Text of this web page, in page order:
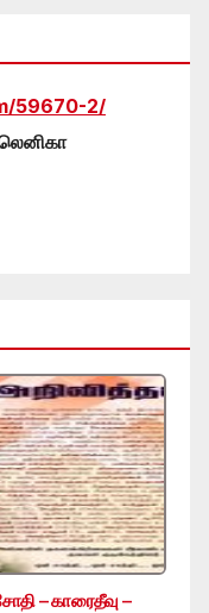
59670-2/
லெனிகா
– காரைதீவு –